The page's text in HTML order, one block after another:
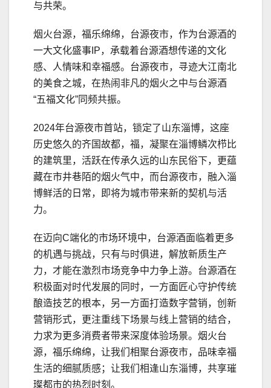
与共荣。
烟火台源，福乐绵绵，台源夜市，作为台源酒的
一大文化盛事IP，承载着台源酒想传递的文化
感、人情味和幸福感。台源夜市，寻迹大江南北
的美食之城，在热闹非凡的烟火之中与台源酒
“五福文化”同频共振。
2024年台源夜市首站，锁定了山东淄博，这座
历史悠久的齐国故都，福，凝聚在淄博鳞次栉比
的建筑里，活跃在传承久远的山东民俗下，更蕴
藏在市井巷陌的烟火气中，而台源夜市，融入淄
博鲜活的日常，即将为城市带来新的契机与活
力。
在迈向C端化的市场环境中，台源酒面临着更多
的机遇与挑战，只有与时俱进，解放新质生产
力，才能在激烈市场竞争中力争上游。台源酒在
积极面对时代发展的同时，一方面匠心守护传统
酿造技艺的根本，另一方面打造数字营销，创新
营销形式，更注重线下场景与线上营销的结合，
力求为更多消费者带来深度体验场景。烟火台
源，福乐绵绵，让我们相聚台源夜市，品味幸福
生活的细腻质感；让我们相逢山东淄博，共享璀
璨都市的热烈时刻。